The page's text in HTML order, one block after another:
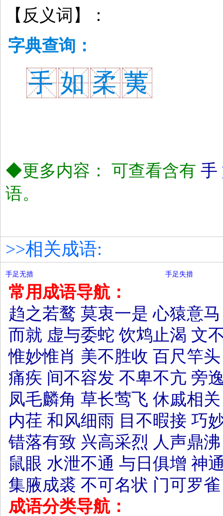
【反义词】：
字典查询：
手 如 柔 荑
◆更多内容： 可查看含有 手
语。
>>相关成语:
手足无措 手足失措
常用成语导航：
趋之若鹜 莫衷一是 心猿意马
而就 虚与委蛇 饮鸩止渴 文
惟妙惟肖 美不胜收 百尺竿头
痛疾 间不容发 不卑不亢 旁
凤毛麟角 草长莺飞 休戚相关
内荏 和风细雨 目不暇接 巧
错落有致 兴高采烈 人声鼎沸
鼠眼 水泄不通 与日俱增 神
集腋成裘 不可名状 门可罗雀
成语分类导航：